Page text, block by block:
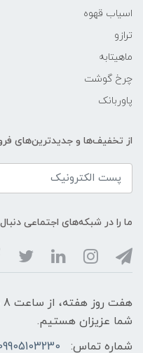
اسیاب قهوه
ترازو
ماهیتابه
چرخ گوشت
پاوربانک
از تخفیف‌ها و جدیدترین‌های
ما را در شبکه‌های اجتماعی
شما عزیزان هستیم.
شماره تماس: